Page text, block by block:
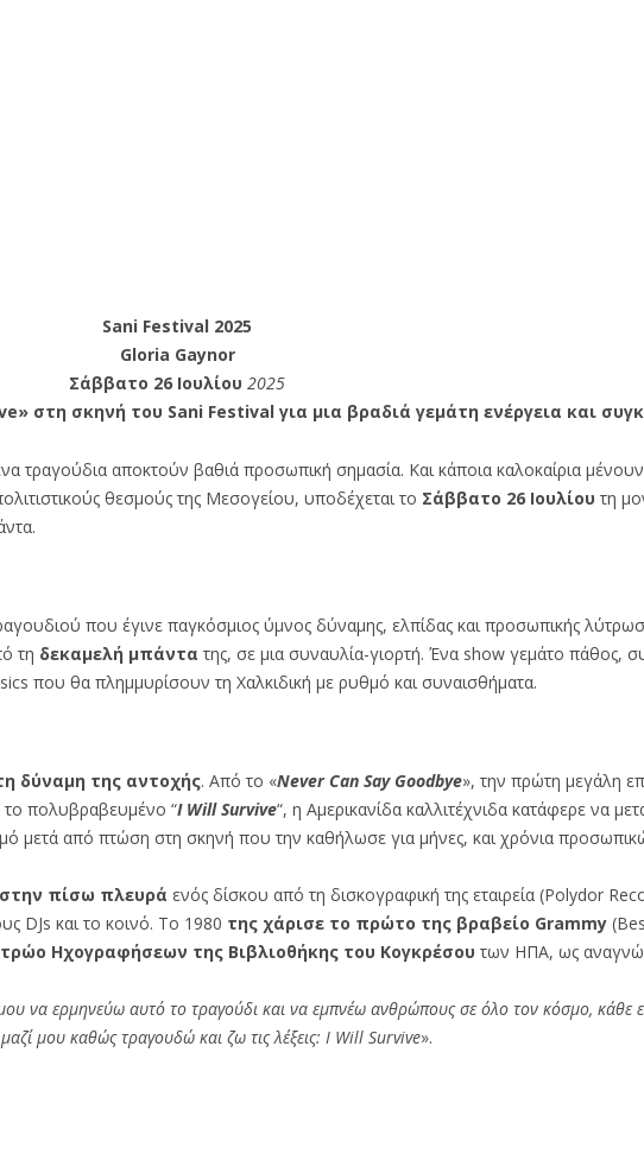
Sani Festival 2025
Gloria Gaynor
Σάββατο 26 Ιουλίου 2025
στη σκηνή του Sani Festival για μια βραδιά γεμάτη ενέργεια και
τραγούδια αποκτούν βαθιά προσωπική σημασία. Και κάποια καλοκαίρια
θεσμούς της Μεσογείου, υποδέχεται το Σάββατο 26 Ιουλίου τη
που έγινε παγκόσμιος ύμνος δύναμης, ελπίδας και προσωπικής
τη δεκαμελή μπάντα της, σε μια συναυλία-γιορτή. Ένα show γεμάτο πάθος,
που θα πλημμυρίσουν τη Χαλκιδική με ρυθμό και συναισθήματα.
δύναμη της αντοχής. Από το «Never Can Say Goodbye», την πρώτη μεγάλη
το πολυβραβευμένο “I Will Survive“, η Αμερικανίδα καλλιτέχνιδα κατάφερε να
μετά από πτώση στη σκηνή που την καθήλωσε για μήνες, και χρόνια
πίσω πλευρά ενός δίσκου από τη δισκογραφική της εταιρεία (Polydor
DJs και το κοινό. Το 1980 της χάρισε το πρώτο της βραβείο Grammy
Ηχογραφήσεων της Βιβλιοθήκης του Κογκρέσου των ΗΠΑ, ως
να ερμηνεύω αυτό το τραγούδι και να εμπνέω ανθρώπους σε όλο τον κόσμο, κάθε
μου καθώς τραγουδώ και ζω τις λέξεις: I Will Survive».